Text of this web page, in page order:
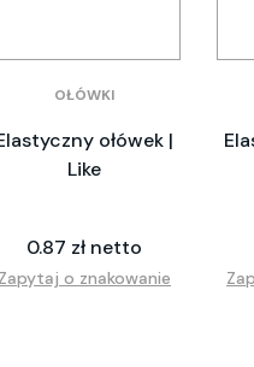
OŁÓWKI
ołówek |
Like
0.87 zł netto
Zapytaj o znakowanie